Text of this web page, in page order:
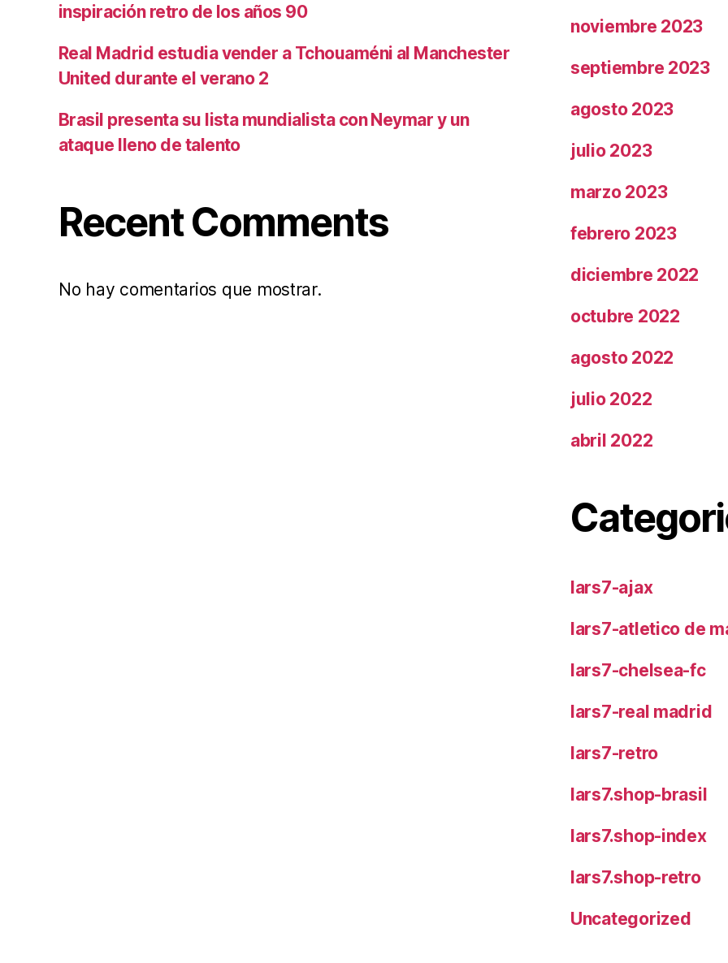
inspiración retro de los años 90
Real Madrid estudia vender a Tchouaméni al Manchester
United durante el verano 2
Brasil presenta su lista mundialista con Neymar y un
ataque lleno de talento
Recent Comments
No hay comentarios que mostrar.
noviembre 2023
septiembre 2023
agosto 2023
julio 2023
marzo 2023
febrero 2023
diciembre 2022
octubre 2022
agosto 2022
julio 2022
abril 2022
lars7-ajax
lars7-atletico de
lars7-chelsea-fc
lars7-real madrid
lars7-retro
lars7.shop-brasil
lars7.shop-index
lars7.shop-retro
Uncategorized